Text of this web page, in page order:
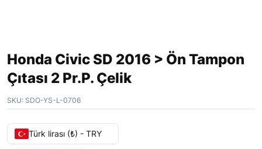
Honda Civic SD 2016 > Ön Tampon
Çıtası 2 Pr.P. Çelik
SKU: SDO-YS-L-0706
Türk lirası (₺) - TRY